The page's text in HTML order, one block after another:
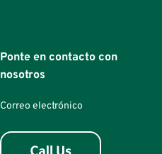
Ponte en contacto con
nosotros
Correo electrónico